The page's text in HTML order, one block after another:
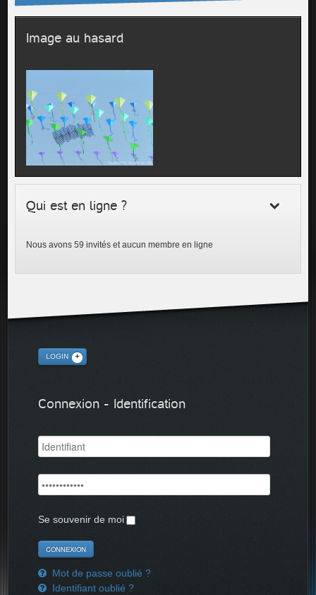
Image au hasard
Qui est en ligne ?
Nous avons 59 invités et aucun membre en ligne
LOGIN
Connexion - Identification
Se souvenir de moi
Mot de passe oublié ?
Identifiant oublié ?